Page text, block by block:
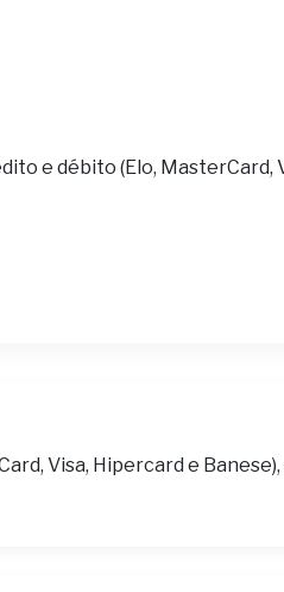
e débito (Elo, MasterCard,
Visa, Hipercard e